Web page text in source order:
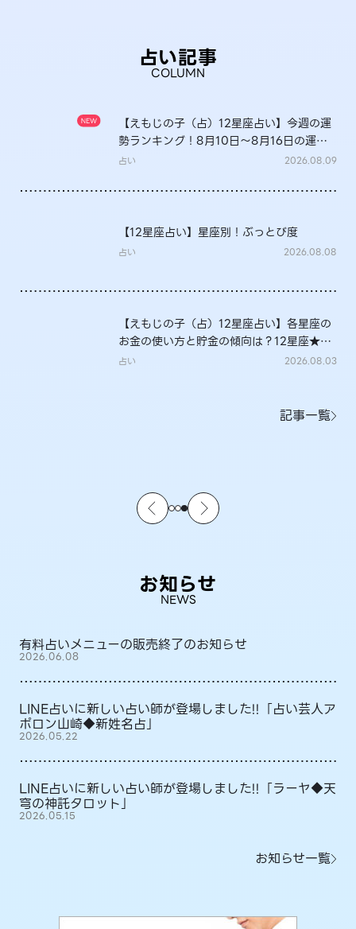
占い記事
COLUMN
【えもじの子（占）12星座占い】今週の運
勢ランキング！8月10日～8月16日の運勢
は？
占い 2026.08.09
【12星座占い】星座別！ぶっとび度
占い 2026.08.08
【えもじの子（占）12星座占い】各星座の
お金の使い方と貯金の傾向は？12星座★徹
底解説
占い 2026.08.03
記事一覧
お知らせ
NEWS
有料占いメニューの販売終了のお知らせ
2026.06.08
LINE占いに新しい占い師が登場しました!!「占い芸人ア
ポロン山崎◆新姓名占」
2026.05.22
LINE占いに新しい占い師が登場しました!!「ラーヤ◆天
穹の神託タロット」
2026.05.15
お知らせ一覧